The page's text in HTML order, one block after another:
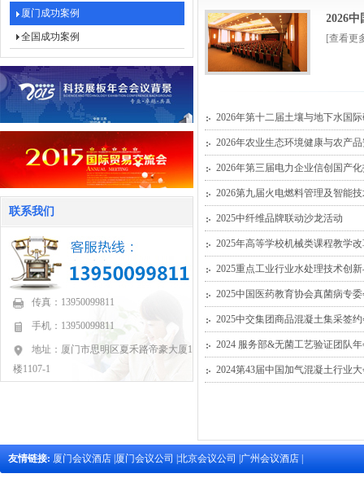
厦门成功案例
全国成功案例
联系我们
传真：13950099811
手机：13950099811
地址：厦门市思明区夏禾路帝豪大厦11
楼1107-1
2026
[查看更
2026年第十二届土壤与地下水国
2026年农业生态环境健康与农产
2026年第三届电力企业信创国产
2026第九届火电燃料管理及智能
2025中纤维品牌联动沙龙活动
2025年高等学校机械类课程教学
2025重点工业行业水处理技术创
2025中国医药教育协会真菌病专
2025中交集团商品混凝土集采签
2024 服务部&无菌工艺验证团队
2024第43届中国加气混凝土行业
友情链接: 厦门会议酒店 厦门会议公司 北京会议公司 广州会议酒店